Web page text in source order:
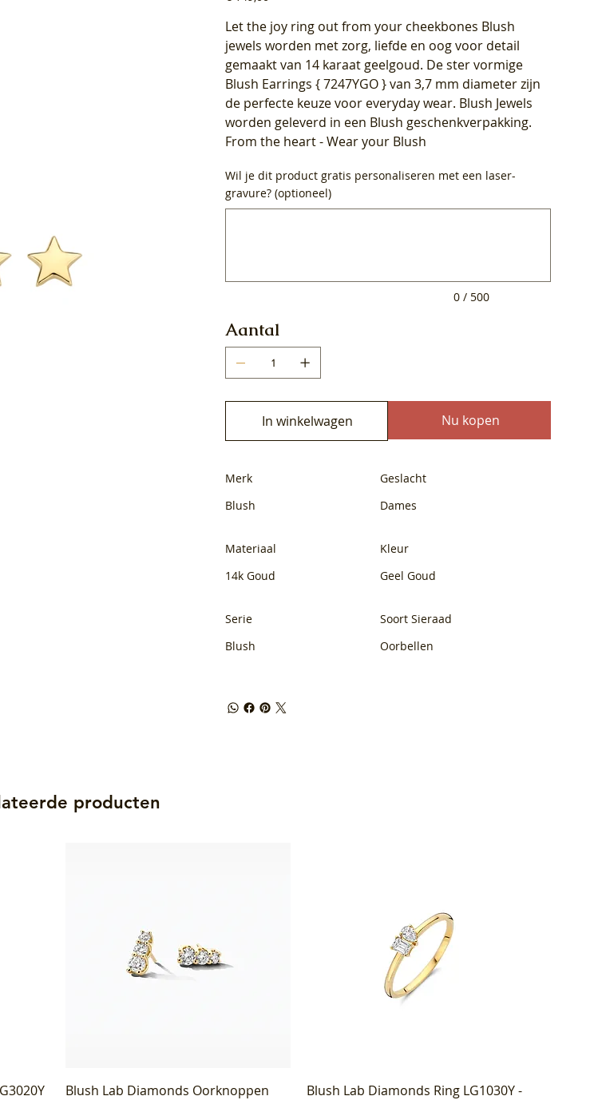
Let the joy ring out from your cheekbones Blush
jewels worden met zorg, liefde en oog voor detail
gemaakt van 14 karaat geelgoud. De ster vormige
Blush Earrings { 7247YGO } van 3,7 mm diameter zijn
de perfecte keuze voor everyday wear. Blush Jewels
worden geleverd in een Blush geschenkverpakking.
From the heart - Wear your Blush
Wil je dit product gratis personaliseren met een laser-
gravure? (optioneel)
0 / 500
Aantal
In winkelwagen Nu kopen
Merk
Blush
Geslacht
Dames
Materiaal
14k Goud
Kleur
Geel Goud
Serie
Blush
Soort Sieraad
Oorbellen
producten
Blush Lab Diamonds Oorknoppen
Blush Lab Diamonds Ring LG1030Y -